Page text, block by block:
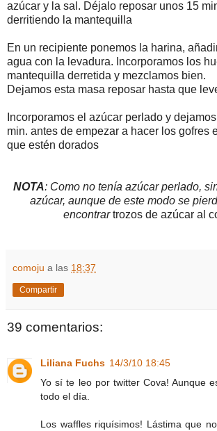
azúcar y la sal. Déjalo reposar unos 15
derritiendo la mantequilla
En un recipiente ponemos la harina,
agua con la levadura. Incorporamos los
mantequilla derretida y mezclamos bien.
Dejamos esta masa reposar hasta que
Incorporamos el azúcar perlado y
min. antes de empezar a hacer los gofres
que estén dorados
NOTA: Como no tenía azúcar perlado,
azúcar, aunque de este modo se
encontrartrozos de azúcar al
comoju a las 18:37
Compartir
39 comentarios:
Liliana Fuchs 14/3/10 18:45
Yo sí te leo por twitter Cova! Aunque
todo el día.
Los waffles riquísimos! Lástima que